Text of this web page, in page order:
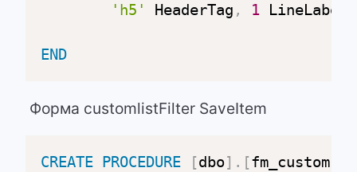
'h5'
HeaderTag , 1 LineLabel
END
Форма customlistFilter SaveItem
CREATE PROCEDURE [dbo] . [